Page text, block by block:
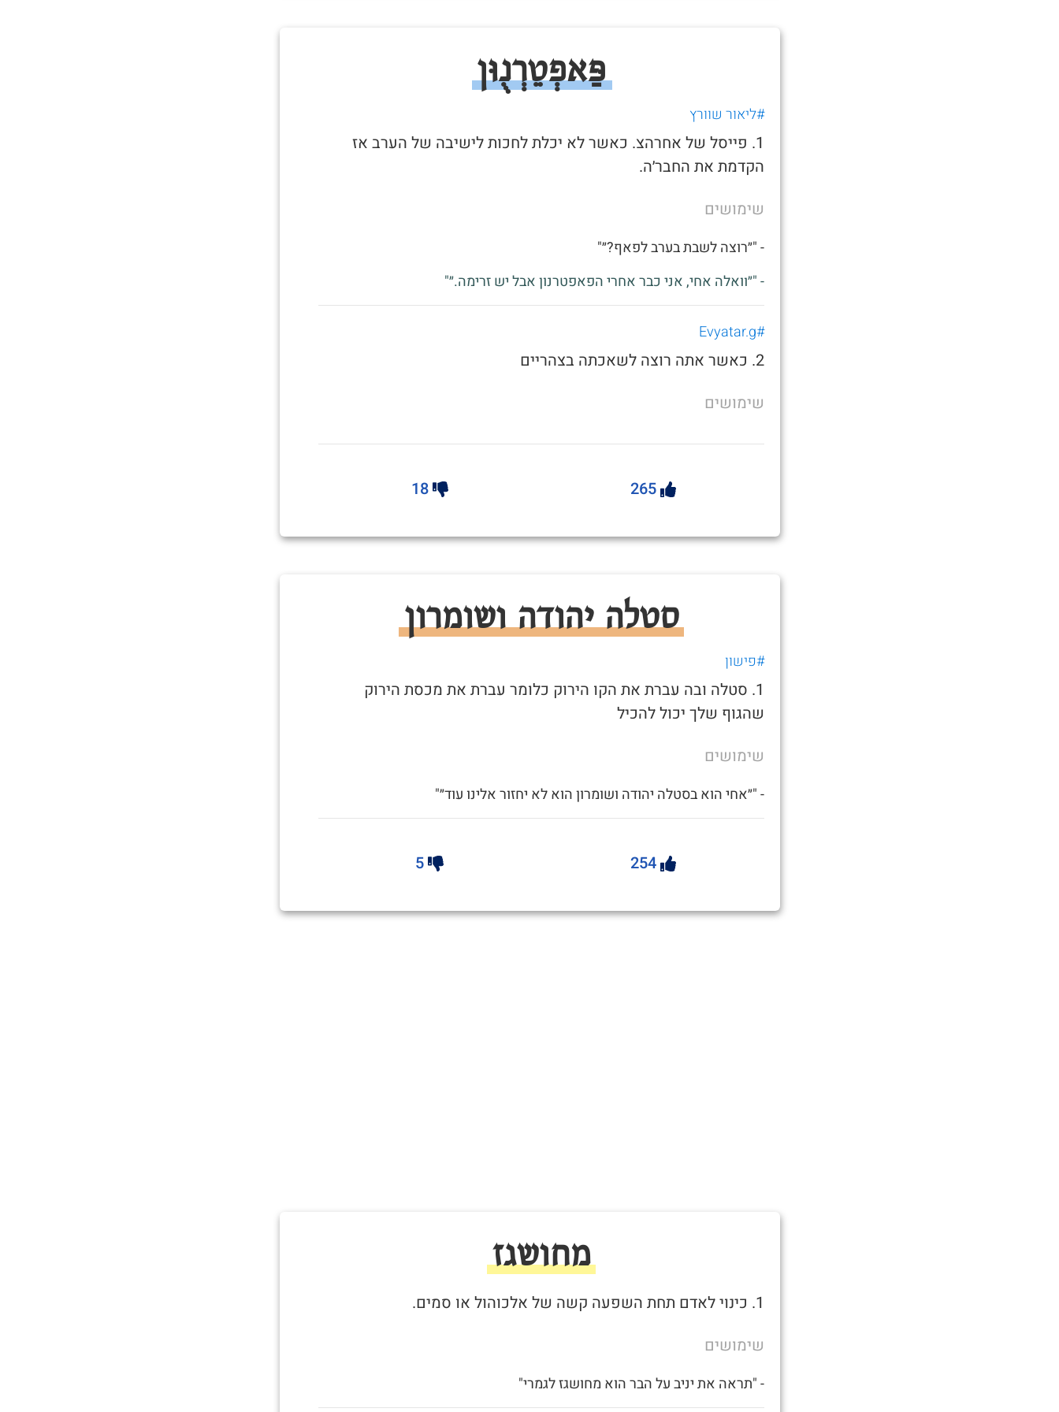
פַּאפְטֵרְנֻוּן
#ליאור שוורץ
1. פייסל של אחרהצ. כאשר לא יכלת לחכות לישיבה של הערב אז
הקדמת את החבר׳ה.
שימושים
- "״רוצה לשבת בערב לפאף?״"
- "״וואלה אחי, אני כבר אחרי הפאפטרנון אבל יש זרימה.״"
#Evyatar.g
2. כאשר אתה רוצה לשאכתה בצהריים
שימושים
265
18
סטלה יהודה ושומרון
#פישון
1. סטלה ובה עברת את הקו הירוק כלומר עברת את מכסת הירוק
שהגוף שלך יכול להכיל
שימושים
- "״אחי הוא בסטלה יהודה ושומרון הוא לא יחזור אלינו עוד״"
254
5
מחושגז
1. כינוי לאדם תחת השפעה קשה של אלכוהול או סמים.
שימושים
- "תראה את יניב על הבר הוא מחושגז לגמרי"